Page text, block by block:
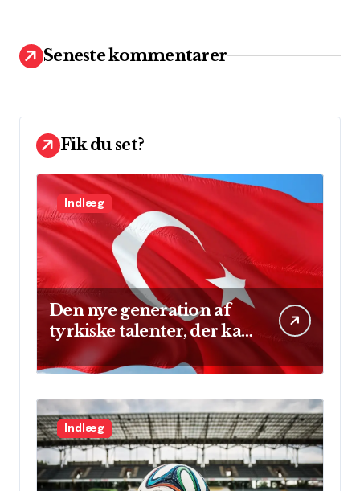
t
e
Seneste kommentarer
Fik du set?
Indlæg
Den nye generation af
tyrkiske talenter, der kan
skinne på verdensscenen
Indlæg